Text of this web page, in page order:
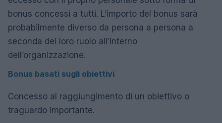
bonus concessi a tutti. L’importo del bonus sarà
probabilmente diverso da persona a persona a
seconda del loro ruolo all’interno
dell’organizzazione.
Bonus basati sugli obiettivi
Concesso al raggiungimento di un obiettivo o
traguardo importante.